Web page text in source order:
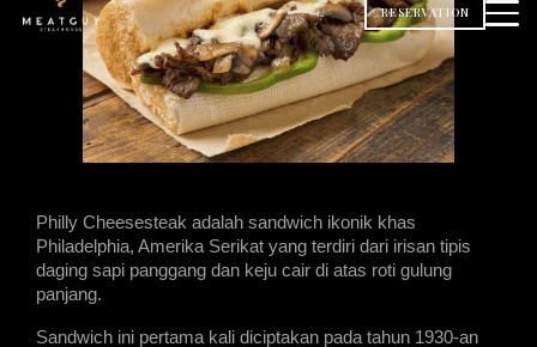
RESERVATION
Philly Cheesesteak adalah sandwich ikonik khas
Philadelphia, Amerika Serikat yang terdiri dari irisan tipis
daging sapi panggang dan keju cair di atas roti gulung
panjang.
Sandwich ini pertama kali diciptakan pada tahun 1930-an